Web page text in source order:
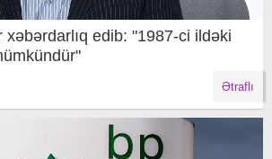
xəbərdarlıq edib: "1987-ci ildəki
Ətraflı